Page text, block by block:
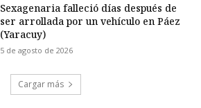
Sexagenaria falleció días después de
ser arrollada por un vehículo en Páez
(Yaracuy)
5 de agosto de 2026
Cargar más